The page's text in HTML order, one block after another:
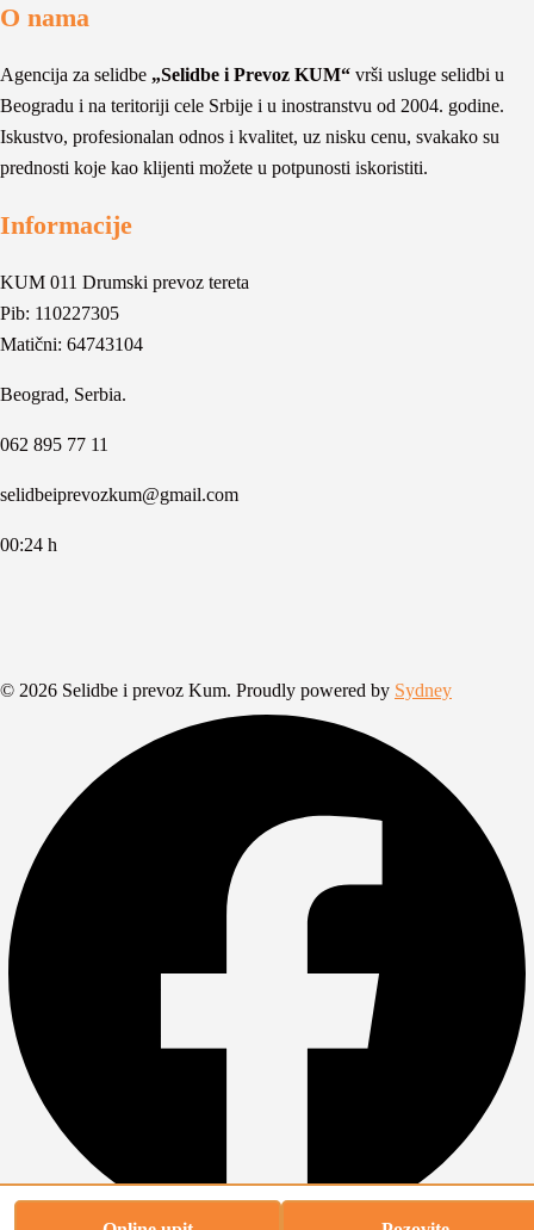
O nama
Agencija za selidbe „Selidbe i Prevoz KUM“ vrši usluge selidbi u
Beogradu i na teritoriji cele Srbije i u inostranstvu od 2004. godine.
Iskustvo, profesionalan odnos i kvalitet, uz nisku cenu, svakako su
prednosti koje kao klijenti možete u potpunosti iskoristiti.
Informacije
KUM 011 Drumski prevoz tereta
Pib: 110227305
Matični: 64743104
Beograd, Serbia.
062 895 77 11
selidbeiprevozkum@gmail.com
00:24 h
© 2026 Selidbe i prevoz Kum. Proudly powered by Sydney